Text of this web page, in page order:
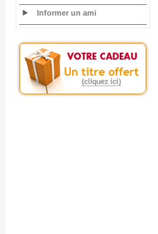
Informer un ami